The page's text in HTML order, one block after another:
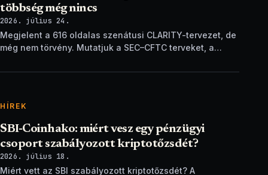
többség még nincs
2026. július 24.
Megjelent a 616 oldalas szenátusi CLARITY-tervezet, de
még nem törvény. Mutatjuk a SEC–CFTC terveket, a
HÍREK
SBI-Coinhako: miért vesz egy pénzügyi
csoport szabályozott kriptotőzsdét?
2026. július 18.
Miért vett az SBI szabályozott kriptotőzsdét? A